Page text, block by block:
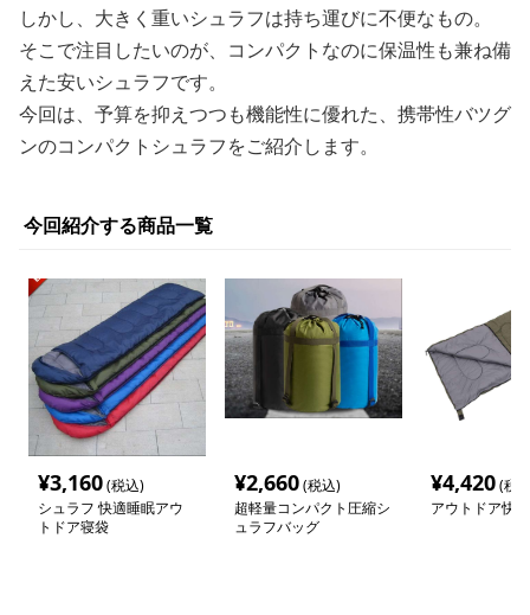
しかし、大きく重いシュラフは持ち運びに不便なもの。
そこで注目したいのが、コンパクトなのに保温性も兼ね備
えた安いシュラフです。
今回は、予算を抑えつつも機能性に優れた、携帯性バツグ
ンのコンパクトシュラフをご紹介します。
今回紹介する商品一覧
¥3,160(税込)
シュラフ 快適睡眠アウ
トドア寝袋
¥2,660(税込)
超軽量コンパクト圧縮シ
ュラフバッグ
¥4,420(税
アウトドア快